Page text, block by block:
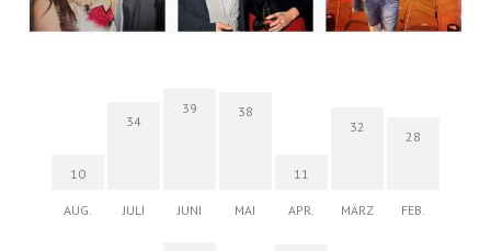
10
AUG.
34
JULI
39
JUNI
38
MAI
11
APR.
32
MÄRZ
28
FEB.